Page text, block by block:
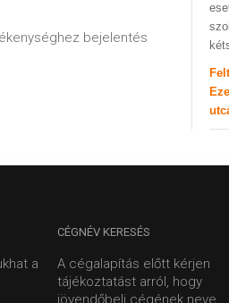
bejelentés
a
CÉGNÉV KERESÉS
A cégalapítás előtt kérjen
tájékoztatást arról, hogy
jövendőbeli cégének neve